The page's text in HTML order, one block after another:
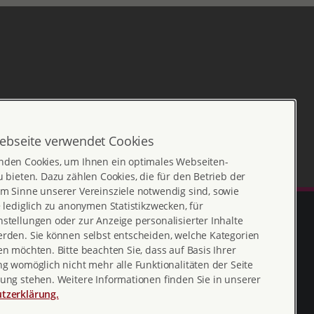
verwendet Cookies
Cookies, um Ihnen ein optimales Webseiten-
bieten. Dazu zählen Cookies, die für den Betrieb der
Sinne unserer Vereinsziele notwendig sind, sowie
lediglich zu anonymen Statistikzwecken, für
oder zur Anzeige personalisierter Inhalte
Sie können selbst entscheiden, welche Kategorien
möchten. Bitte beachten Sie, dass auf Basis Ihrer
womöglich nicht mehr alle Funktionalitäten der Seite
stehen. Weitere Informationen finden Sie in unserer